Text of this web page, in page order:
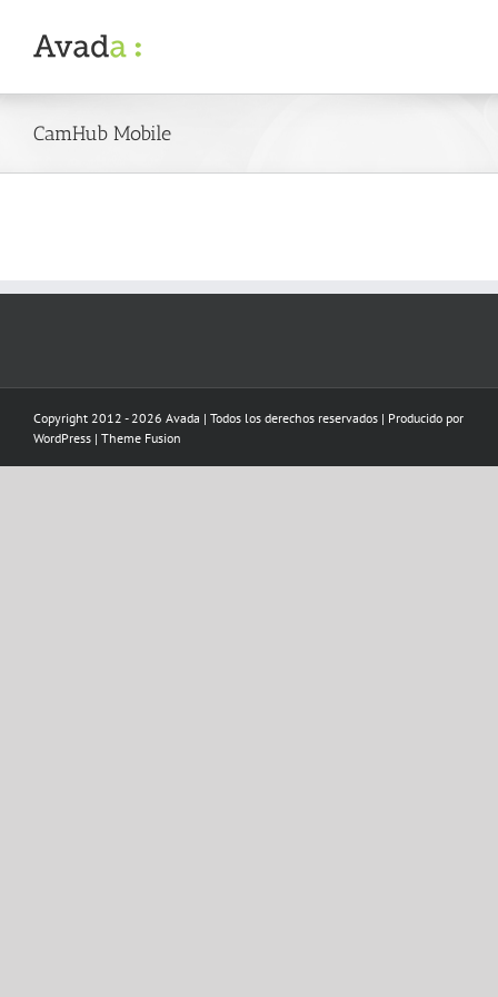
content
CamHub Mobile
Copyright 2012 - 2026 Avada | Todos los derechos reservados | Producido por
WordPress | Theme Fusion